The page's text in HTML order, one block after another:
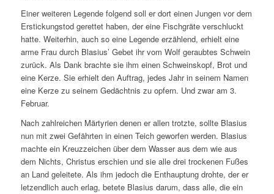
Einer weiteren Legende folgend soll er dort einen Jungen vor dem
Erstickungstod gerettet haben, der eine Fischgräte verschluckt
hatte. Weiterhin, auch so eine Legende erzählend, erhielt eine
arme Frau durch Blasius’ Gebet ihr vom Wolf geraubtes Schwein
zurück. Als Dank brachte sie ihm einen Schweinskopf, Brot und
eine Kerze. Sie erhielt den Auftrag, jedes Jahr in seinem Namen
eine Kerze zu seinem Gedächtnis zu opfern. Und zwar am 3.
Februar.
Nach zahlreichen Märtyrien denen er allen trotzte, sollte Blasius
nun mit zwei Gefährten in einen Teich geworfen werden. Blasius
machte ein Kreuzzeichen über dem Wasser aus dem wie aus
dem Nichts, Christus erschien und sie alle drei trockenen Fußes
an Land geleitete. Als ihm jedoch die Enthauptung drohte, der er
letzendlich auch erlag, betete Blasius darum, dass alle, die ein